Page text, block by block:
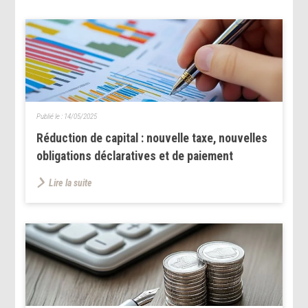
Réduction de capital : nouvelle taxe, nouvelles
obligations déclaratives et de paiement
Publié le : 14/05/2025
Lire la suite